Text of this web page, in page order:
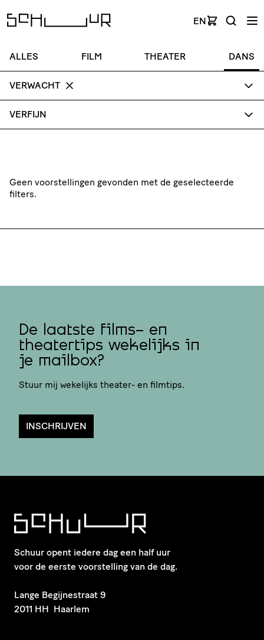
EN
ALLES FILM THEATER DANS
VERWACHT
VERFIJN
Geen voorstellingen gevonden met de geselecteerde
filters.
De laatste films- en
theatertips wekelijks in
je mailbox?
Stuur mij wekelijks theater- en filmtips.
INSCHRIJVEN
Schuur opent iedere dag een half uur
voor de eerste voorstelling van de dag.
​Lange Begijnestraat 9
2011 HH Haarlem